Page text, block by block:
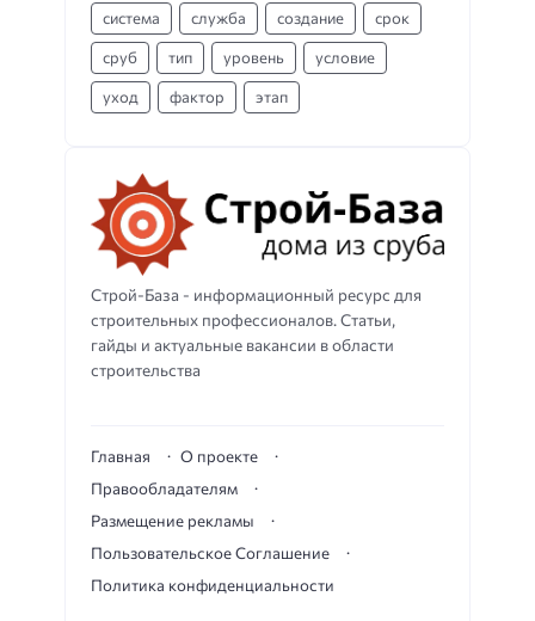
Строй-База - информационный ресурс для
строительных профессионалов. Статьи,
гайды и актуальные вакансии в области
строительства
Главная
О проекте
Правообладателям
Размещение рекламы
Пользовательское Соглашение
Политика конфиденциальности
система служба создание срок
сруб тип уровень условие
уход фактор этап